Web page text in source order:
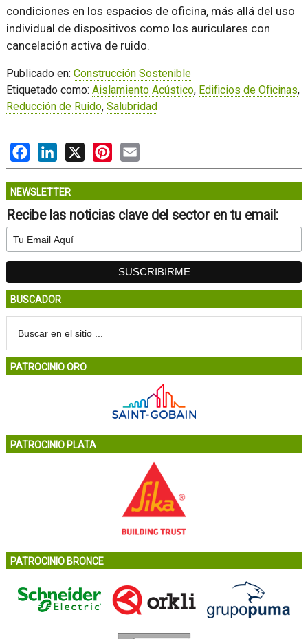
condiciones en los espacios de oficina, más allá del uso
individual de dispositivos como los auriculares con
cancelación activa de ruido.
Publicado en: Construcción Sostenible
Etiquetado como: Aislamiento Acústico, Edificios de Oficinas,
Reducción de Ruido, Salubridad
FacebookLinkedIn Pinterest
NEWSLETTER
Recibe las noticias clave del sector en tu email:
BUSCADOR
PATROCINIO ORO
PATROCINIO PLATA
PATROCINIO BRONCE